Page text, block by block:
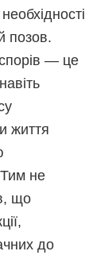
позов.
— це
життя
не
що
до